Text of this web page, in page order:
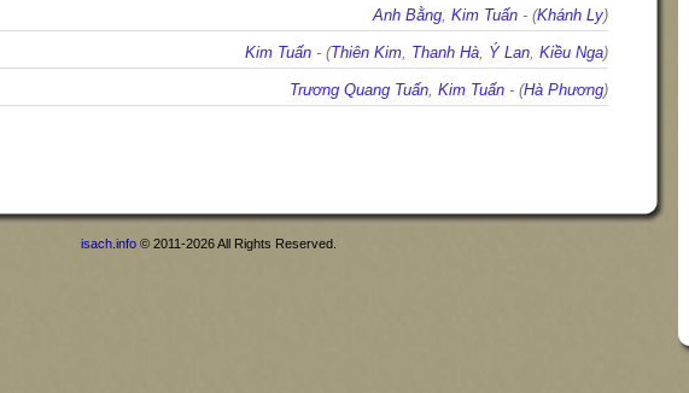
Anh Bằng, Kim Tuấn - (Khánh Ly)
Kim Tuấn - (Thiên Kim, Thanh Hà, Ý Lan, Kiều Nga)
Trương Quang Tuấn, Kim Tuấn - (Hà Phương)
isach.info © 2011-2026 All Rights Reserved.